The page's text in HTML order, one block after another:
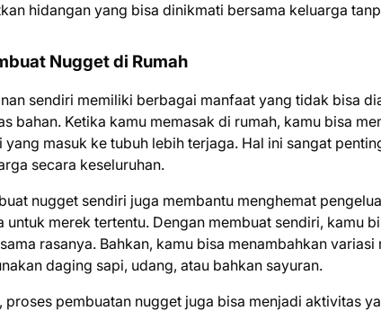
hidangan yang bisa dinikmati bersama keluarga
Nugget di Rumah
sendiri memiliki berbagai manfaat yang tidak bisa
bahan. Ketika kamu memasak di rumah, kamu bisa
yang masuk ke tubuh lebih terjaga. Hal ini sangat
secara keseluruhan.
nugget sendiri juga membantu menghemat
untuk merek tertentu. Dengan membuat sendiri, kamu
rasanya. Bahkan, kamu bisa menambahkan
daging sapi, udang, atau bahkan sayuran.
proses pembuatan nugget juga bisa menjadi aktivitas